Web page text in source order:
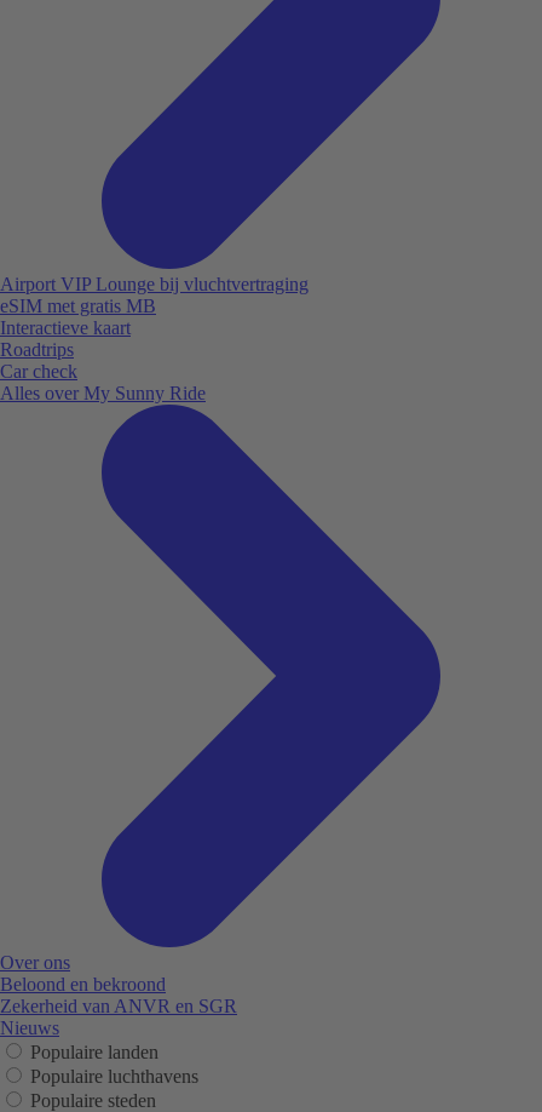
Airport VIP Lounge bij vluchtvertraging
eSIM met gratis MB
Interactieve kaart
Roadtrips
Car check
Alles over My Sunny Ride
Over ons
Beloond en bekroond
Zekerheid van ANVR en SGR
Nieuws
Populaire landen
Populaire luchthavens
Populaire steden